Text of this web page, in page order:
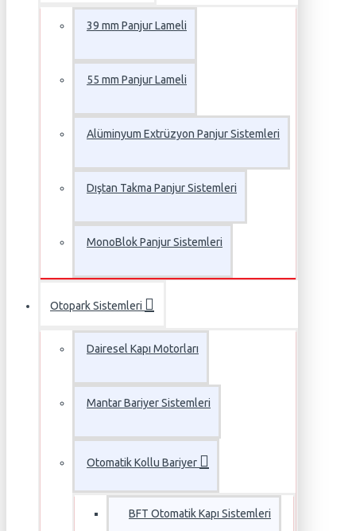
39 mm Panjur Lameli
55 mm Panjur Lameli
Alüminyum Extrüzyon Panjur Sistemleri
Dıştan Takma Panjur Sistemleri
MonoBlok Panjur Sistemleri
Otopark Sistemleri
Dairesel Kapı Motorları
Mantar Bariyer Sistemleri
Otomatik Kollu Bariyer
BFT Otomatik Kapı Sistemleri